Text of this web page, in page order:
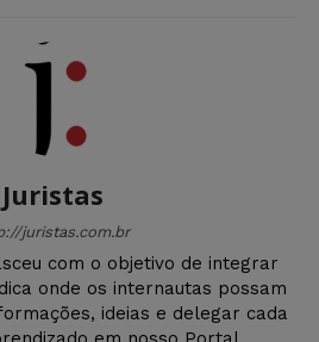
Juristas
juristas.com.br
com o objetivo de integrar
onde os internautas possam
ideias e delegar cada